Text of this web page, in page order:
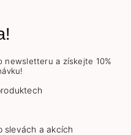
newsletteru a získejte 10%
slevách a akcích